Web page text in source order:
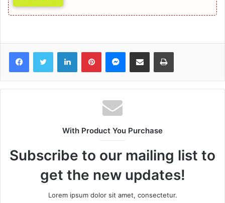
FacebookTwitter LinkedInPinterestMessenger
Share via Email Print
With Product You Purchase
Subscribe to our mailing list to
get the new updates!
Lorem ipsum dolor sit amet, consectetur.